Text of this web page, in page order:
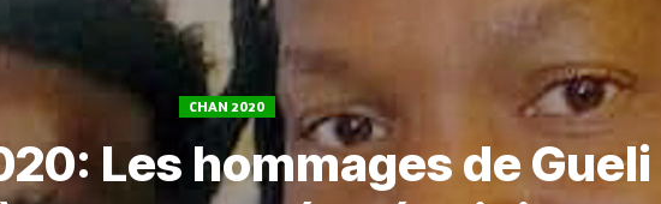
CHAN 2020
Les hommages de Gueli